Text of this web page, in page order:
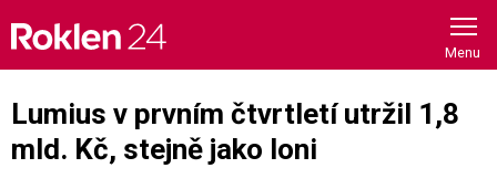
content
Lumius v prvním čtvrtletí utržil 1,8
mld. Kč, stejně jako loni